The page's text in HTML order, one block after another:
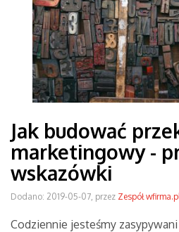
Jak budować
marketingowy -
wskazówki
Dodano: 2019-05-07, przez Zespół
Codziennie jesteśmy